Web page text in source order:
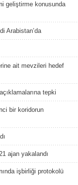
geliştirme konusunda
Arabistan’da
ait mevzileri hedef
tepki
bir koridorun
ajan yakalandı
işbirliği protokolü